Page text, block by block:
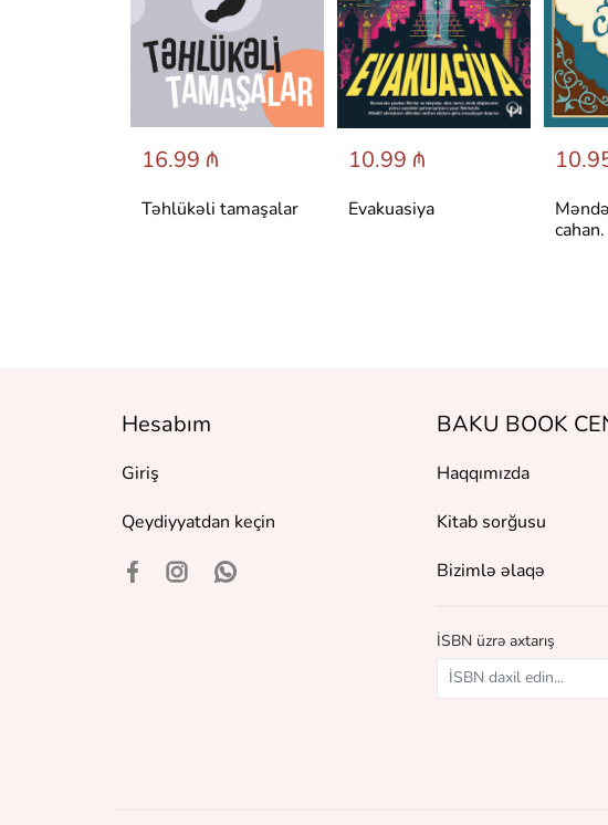
16.99 ₼
Təhlükəli tamaşalar
10.99 ₼
Evakuasiya
Hesabım
Giriş
Qeydiyyatdan keçin
BAKU BOOK
Haqqımızda
Kitab sorğusu
Bizimlə əlaqə
İSBN üzrə axtarış